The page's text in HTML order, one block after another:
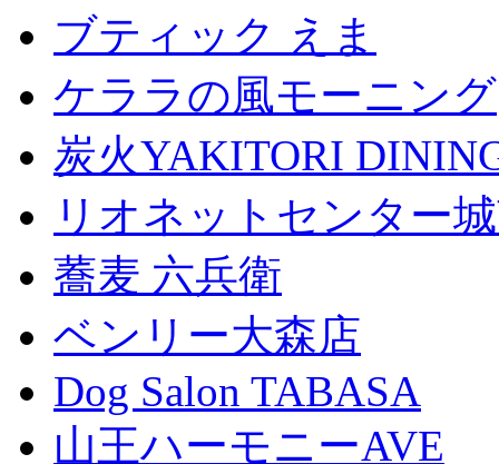
ブティック えま
ケララの風モーニング
炭火YAKITORI
リオネットセンター
蕎麦 六兵衛
ベンリー大森店
Dog Salon TABASA
山王ハーモニーAVE